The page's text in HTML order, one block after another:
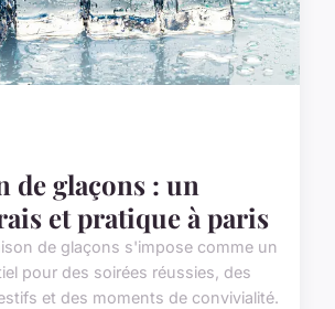
de glaçons : un
et pratique à paris
de glaçons s'impose comme un
pour des soirées réussies, des
et des moments de convivialité.